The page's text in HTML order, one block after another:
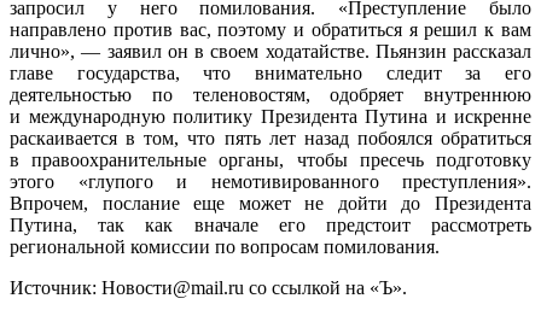
запросил у него помилования. «Преступление было
направлено против вас, поэтому и обратиться я решил к вам
лично», — заявил он в своем ходатайстве. Пьянзин рассказал
главе государства, что внимательно следит за его
деятельностью по теленовостям, одобряет внутреннюю
и международную политику Президента Путина и искренне
раскаивается в том, что пять лет назад побоялся обратиться
в правоохранительные органы, чтобы пресечь подготовку
этого «глупого и немотивированного преступления».
Впрочем, послание еще может не дойти до Президента
Путина, так как вначале его предстоит рассмотреть
региональной комиссии по вопросам помилования.
Источник: Новости@mail.ru со ссылкой на «Ъ».